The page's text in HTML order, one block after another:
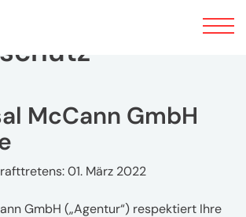
Toggle
navigation
McCann GmbH
01. März 2022
GmbH („Agentur“) respektiert Ihre